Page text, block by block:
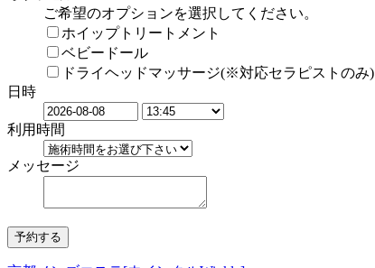
ご希望のオプションを選択してください。
ホイップトリートメント
ベビードール
ドライヘッドマッサージ(※対応セラピストのみ)
日時
利用時間
メッセージ